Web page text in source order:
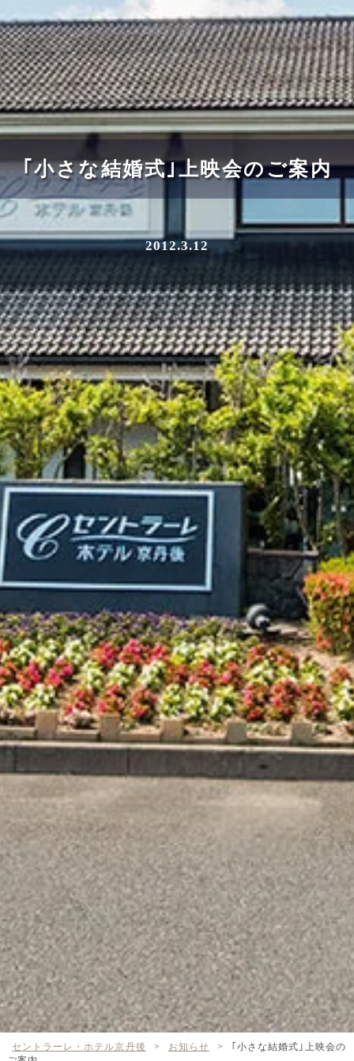
｢小さな結婚式｣上映会のご案内
2012.3.12
セントラーレ・ホテル京丹後 > お知らせ >
｢小さな結婚式｣上映会の